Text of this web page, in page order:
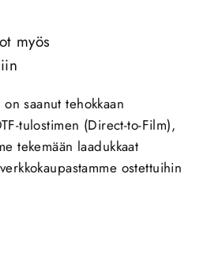
myös
saanut tehokkaan
(Direct‑to‑Film),
tekemään laadukkaat
ostettuihin